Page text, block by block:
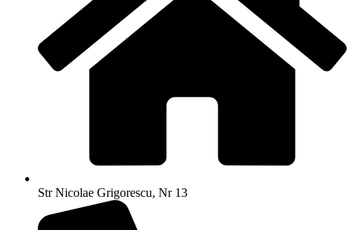
Str Nicolae Grigorescu, Nr 13